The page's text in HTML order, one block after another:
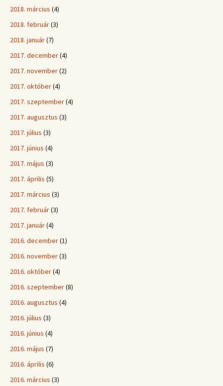
2018. március (4)
2018. február(3)
2018. január(7)
2017. december(4)
2017. november(2)
2017. október(4)
2017. szeptember(4)
2017. augusztus (3)
2017. július (3)
2017. június (4)
2017. május (3)
2017. április (5)
2017. március (3)
2017. február(3)
2017. január(4)
2016. december(1)
2016. november(3)
2016. október(4)
2016. szeptember(8)
2016. augusztus (4)
2016. július (3)
2016. június (4)
2016. május (7)
2016. április (6)
2016. március (3)